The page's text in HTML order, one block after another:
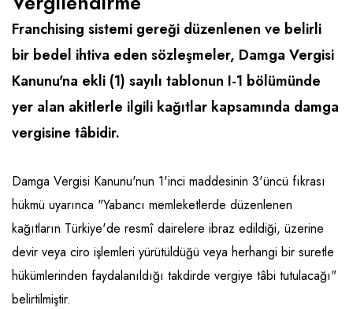
Ev Hizmetleri
Sağlık Güzellik
Turizm - Eğlence
Market FMGC - Katlı Mağaza
Mobilya ve Ev Tekstili
Oyuncak ve Hediyelik
Takı
Gayrimenkul
Gıda ve Sarf Malzemeleri
Güvenlik - Temizlik
Giyim - Aksesuar
Isıtma - Soğutma ve Havalandırma
Lojistik - Kargo ve Kurye
Mali Kayıt ve Denetim
Matbaa - Fotoğraf
Franchising sistemi gereği düzenlenen ve belirli
bir bedel ihtiva eden sözleşmeler, Damga Vergisi
Kanunu'na ekli (1) sayılı tablonun I-1 bölümünde
yer alan akitlerle ilgili kağıtlar kapsamında damga
vergisine tâbidir.
Damga Vergisi Kanunu'nun 1'inci maddesinin 3'üncü fıkrası
hükmü uyarınca "Yabancı memleketlerde düzenlenen
kağıtların Türkiye'de resmî dairelere ibraz edildiği, üzerine
devir veya ciro işlemleri yürütüldüğü veya herhangi bir suretle
hükümlerinden faydalanıldığı takdirde vergiye tâbi tutulacağı"
belirtilmiştir.